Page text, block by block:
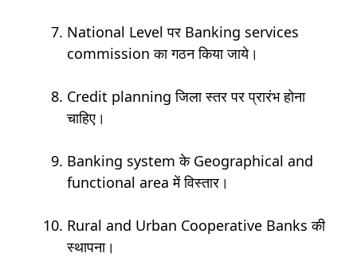
National Level पर Banking services
commission का गठन किया जाये।
Credit planning जिला स्तर पर प्रारंभ होना
चाहिए।
Banking system के Geographical and
functional area में विस्तार।
Rural and Urban Cooperative Banks की
स्थापना।